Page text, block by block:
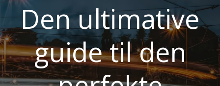
Den ultimative
guide til den